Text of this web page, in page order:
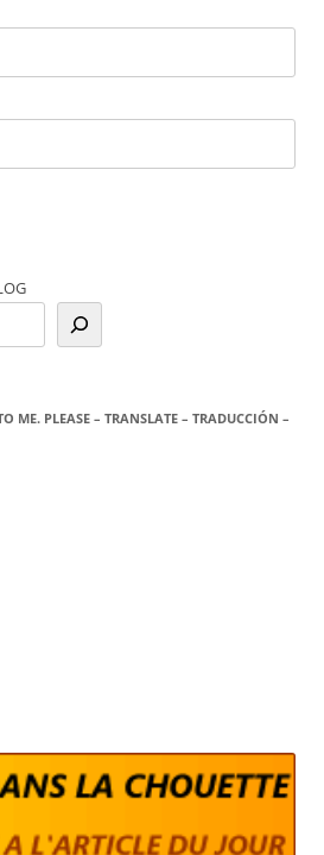
ME. PLEASE – TRANSLATE – TRADUCCIÓN –